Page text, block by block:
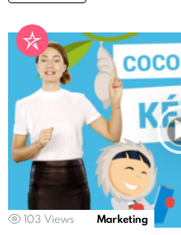
103 Views Marketing